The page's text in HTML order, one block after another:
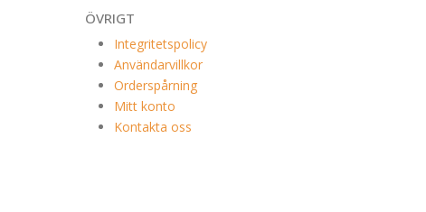
ÖVRIGT
Integritetspolicy
Användarvillkor
Orderspårning
Mitt konto
Kontakta oss